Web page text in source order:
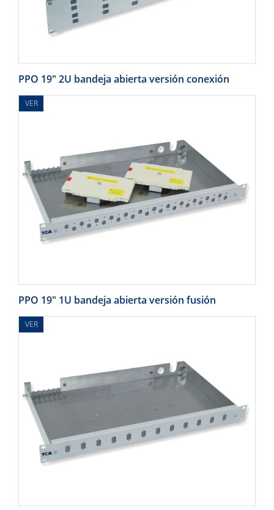
PPO 19" 2U bandeja abierta versión conexión
VER
PPO 19" 1U bandeja abierta versión fusión
VER